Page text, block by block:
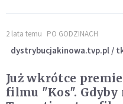
2 lata temu PO GODZINACH
dystrybucjakinowa.tvp.pl /
Już wkrótce
filmu "Kos". Gdyby